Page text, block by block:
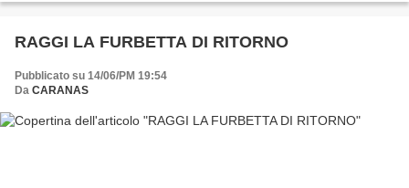
RAGGI LA FURBETTA DI RITORNO
Pubblicato su 14/06/PM 19:54
Da CARANAS